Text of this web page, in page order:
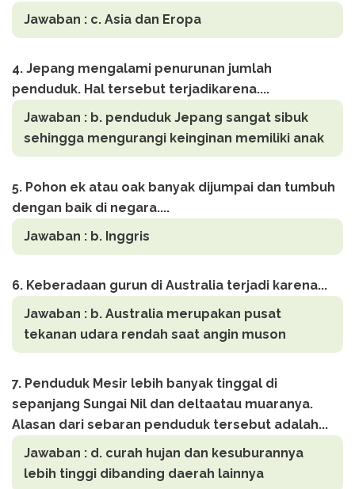
Jawaban : c. Asia dan Eropa
4. Jepang mengalami penurunan jumlah
penduduk. Hal tersebut terjadikarena....
Jawaban : b. penduduk Jepang sangat sibuk
sehingga mengurangi keinginan memiliki anak
5. Pohon ek atau oak banyak dijumpai dan tumbuh
dengan baik di negara....
Jawaban : b. Inggris
6. Keberadaan gurun di Australia terjadi karena...
Jawaban : b. Australia merupakan pusat
tekanan udara rendah saat angin muson
7. Penduduk Mesir lebih banyak tinggal di
sepanjang Sungai Nil dan deltaatau muaranya.
Alasan dari sebaran penduduk tersebut adalah...
Jawaban : d. curah hujan dan kesuburannya
lebih tinggi dibanding daerah lainnya